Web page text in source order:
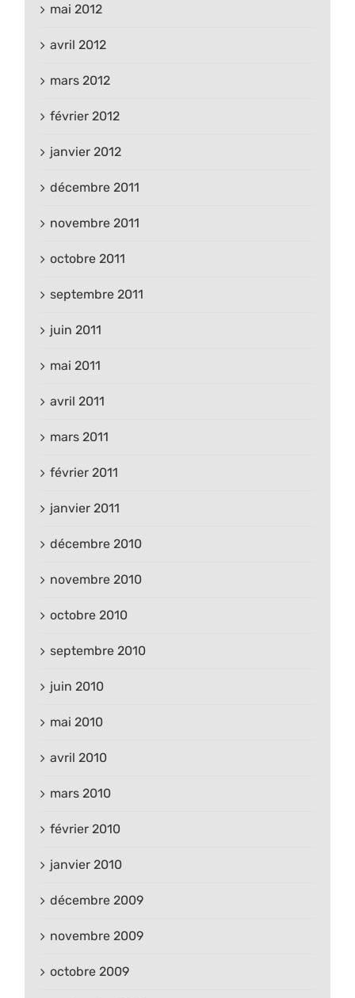
mai 2012
avril 2012
mars 2012
février 2012
janvier 2012
décembre 2011
novembre 2011
octobre 2011
septembre 2011
juin 2011
mai 2011
avril 2011
mars 2011
février 2011
janvier 2011
décembre 2010
novembre 2010
octobre 2010
septembre 2010
juin 2010
mai 2010
avril 2010
mars 2010
février 2010
janvier 2010
décembre 2009
novembre 2009
octobre 2009